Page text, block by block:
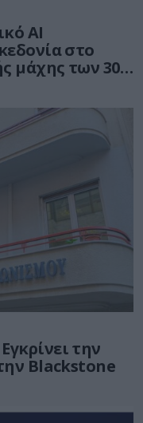
AI
στο
μάχης των 30
Νοημοσύνη
την
Blackstone